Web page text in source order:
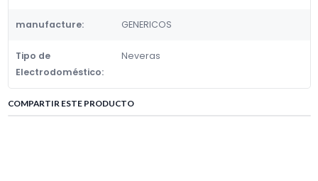
manufacture: GENERICOS
Tipo de
Electrodoméstico:
Neveras
COMPARTIR ESTE PRODUCTO